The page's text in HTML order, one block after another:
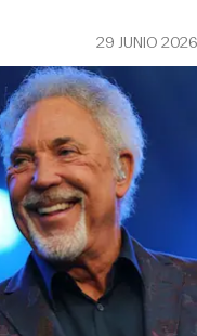
29 JUNIO 2026